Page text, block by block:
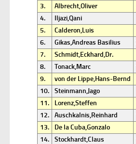
3.
Albrecht,Oliver
4.
Iljazi,Qani
5.
Calderon,Luis
6.
Gikas,Andreas Basilius
7.
Schmidt,Eckhard,Dr.
8.
Tonack,Marc
9.
von der Lippe,Hans-Bernd
10.
Steinmann,Jago
11.
Lorenz,Steffen
12.
Auschkalnis,Reinhard
13.
De la Cuba,Gonzalo
14.
Stockhardt,Claus